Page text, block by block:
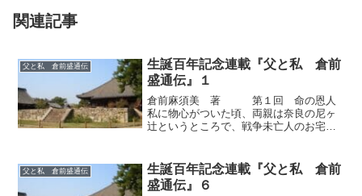
関連記事
父と私 倉前盛通伝
生誕百年記念連載『父と私 倉前
盛通伝』１
倉前麻須美 著 第１回 命の恩人
私に物心がついた頃、両親は奈良の尼ヶ
辻というところで、戦争未亡人のお宅の
その階段を一人で上り終え框でほっと一
息つくやいなや、あっとい...
父と私 倉前盛通伝
生誕百年記念連載『父と私 倉前
盛通伝』６